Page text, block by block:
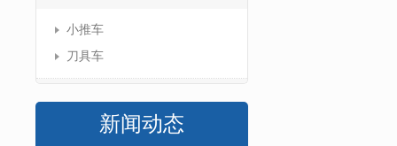
小推车
刀具车
新闻动态